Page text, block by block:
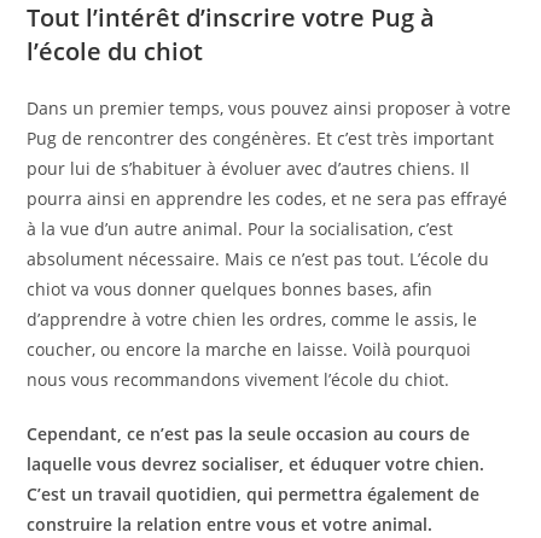
Tout l’intérêt d’inscrire votre Pug à
l’école du chiot
Dans un premier temps, vous pouvez ainsi proposer à votre
Pug de rencontrer des congénères. Et c’est très important
pour lui de s’habituer à évoluer avec d’autres chiens. Il
pourra ainsi en apprendre les codes, et ne sera pas effrayé
à la vue d’un autre animal. Pour la socialisation, c’est
absolument nécessaire. Mais ce n’est pas tout. L’école du
chiot va vous donner quelques bonnes bases, afin
d’apprendre à votre chien les ordres, comme le assis, le
coucher, ou encore la marche en laisse. Voilà pourquoi
nous vous recommandons vivement l’école du chiot.
Cependant, ce n’est pas la seule occasion au cours de
laquelle vous devrez socialiser, et éduquer votre chien.
C’est un travail quotidien, qui permettra également de
construire la relation entre vous et votre animal.